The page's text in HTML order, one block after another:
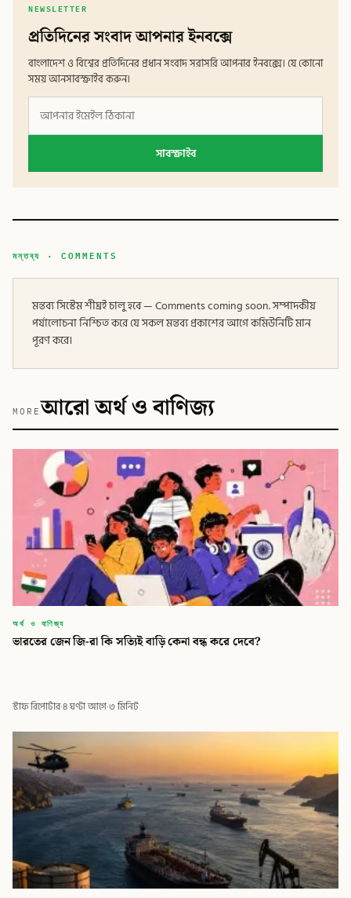
NEWSLETTER
প্রতিদিনের সংবাদ আপনার ইনবক্সে
বাংলাদেশ ও বিশ্বের প্রতিদিনের প্রধান সংবাদ সরাসরি আপনার ইনবক্সে। যে কোনো
সময় আনসাবস্ক্রাইব করুন।
সাবস্ক্রাইব
মন্তব্য · COMMENTS
মন্তব্য সিস্টেম শীঘ্রই চালু হবে — Comments coming soon. সম্পাদকীয়
পর্যালোচনা নিশ্চিত করে যে সকল মন্তব্য প্রকাশের আগে কমিউনিটি মান
পূরণ করে।
MOREআরো অর্থ ও বাণিজ্য
অর্থ ও বাণিজ্য
ভারতের জেন জি-রা কি সত্যিই বাড়ি কেনা বন্ধ করে দেবে?
স্টাফ রিপোর্টার·৪ ঘণ্টা আগে·৩ মিনিট